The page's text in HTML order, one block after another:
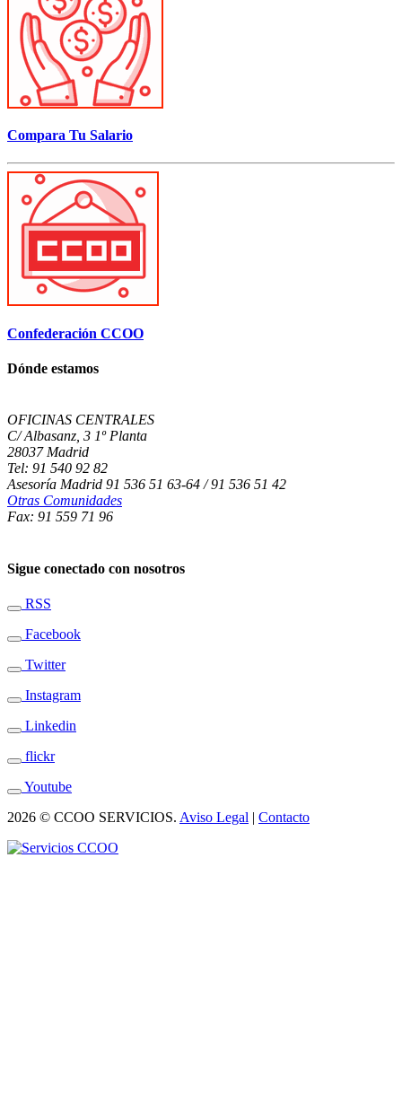
Compara Tu Salario
Confederación CCOO
Dónde estamos
OFICINAS CENTRALES
C/ Albasanz, 3 1º Planta
28037 Madrid
Tel: 91 540 92 82
Asesoría Madrid 91 536 51 63-64 / 91 536 51 42
Otras Comunidades
Fax: 91 559 71 96
Sigue conectado con nosotros
RSS
Facebook
Twitter
Instagram
Linkedin
flickr
Youtube
2026 © CCOO SERVICIOS. Aviso Legal | Contacto